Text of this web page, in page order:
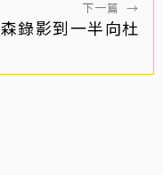
下一篇 →
錄影到一半向杜